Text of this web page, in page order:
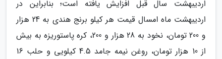
اردیبهشت سال قبل افزایش یافته است؛ بنابراین در
اردیبهشت ماه امسال قیمت هر کیلو برنج هندی به 24 هزار
و 200 تومان، نخود به 28 هزار و 200، کره پاستوریزه به بیش
از 10 هزار تومان، روغن نیمه جامد 4.5 کیلویی و حلب 16